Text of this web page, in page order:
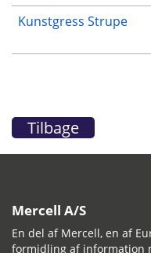
Kunstgress Strupe
Tilbage
Mercell A/S
En del af Mercell, en af
formidling af information